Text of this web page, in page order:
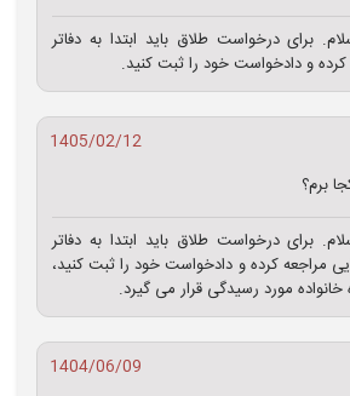
برای درخواست طلاق باید ابتدا به دفاتر
و دادخواست خود را ثبت کنید.
1405/02/12
برم؟
برای درخواست طلاق باید ابتدا به دفاتر
مراجعه کرده و دادخواست خود را ثبت کنید،
مورد رسیدگی قرار می‌ گیرد.
1404/06/09